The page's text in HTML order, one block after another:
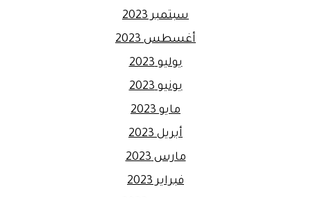
سبتمبر 2023
أغسطس 2023
يوليو 2023
يونيو 2023
مايو 2023
أبريل 2023
مارس 2023
فبراير 2023